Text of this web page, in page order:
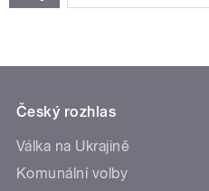
Český rozhlas
Válka na Ukrajině
Komunální volby